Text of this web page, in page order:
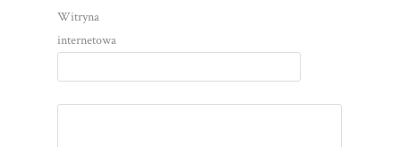
Witryna
internetowa